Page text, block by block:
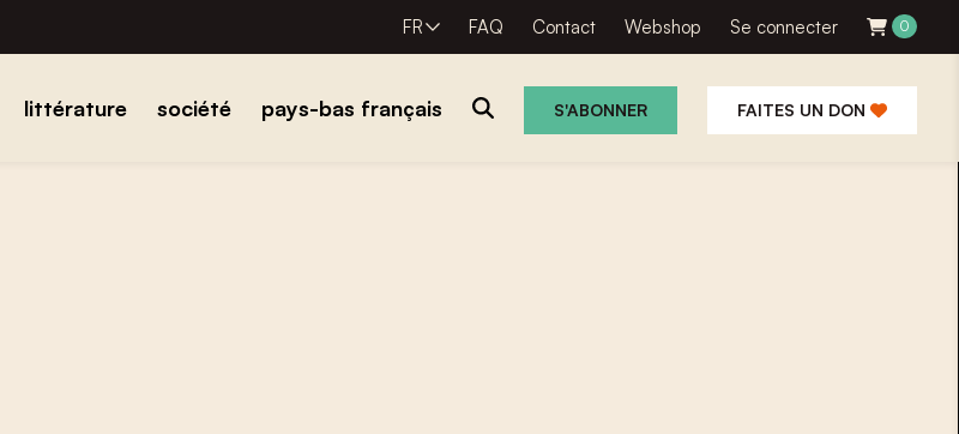
FR FAQ Contact Webshop Se connecter 0
littérature société pays-bas français S'ABONNER FAITES UN DON